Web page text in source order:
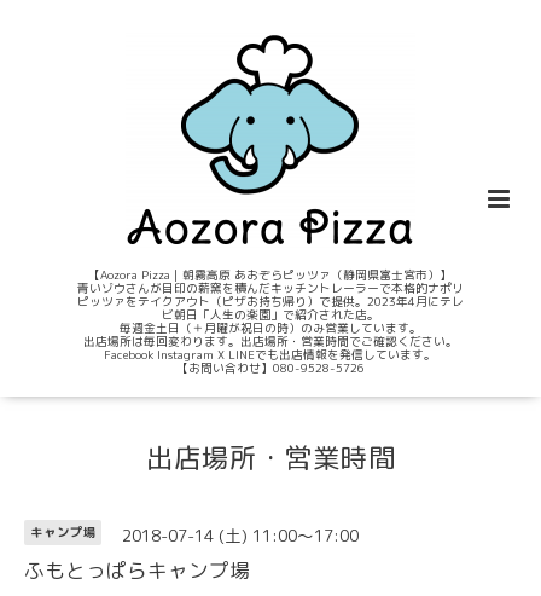
【Aozora Pizza｜朝霧高原 あおぞらピッツァ（静岡県富士宮市）】
青いゾウさんが目印の薪窯を積んだキッチントレーラーで本格的ナポリ
ピッツァをテイクアウト（ピザお持ち帰り）で提供。2023年4月にテレ
ビ朝日「人生の楽園」で紹介された店。
毎週金土日（＋月曜が祝日の時）のみ営業しています。
出店場所は毎回変わります。出店場所・営業時間でご確認ください。
Facebook Instagram X LINEでも出店情報を発信しています。
【お問い合わせ】080-9528-5726
出店場所・営業時間
キャンプ場 2018-07-14 (土) 11:00～17:00
ふもとっぱらキャンプ場